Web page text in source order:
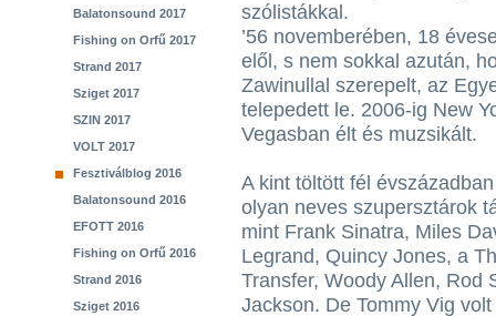
Balatonsound 2017
Fishing on Orfű 2017
Strand 2017
Sziget 2017
SZIN 2017
VOLT 2017
Fesztiválblog 2016
Balatonsound 2016
EFOTT 2016
Fishing on Orfű 2016
Strand 2016
Sziget 2016
szólistákkal.
’56 novemberében, 18
elől, s nem sokkal azután,
Zawinullal szerepelt, az
telepedett le. 2006-ig New
Vegasban élt és muzsikált.
A kint töltött fél
olyan neves szupersztárok
mint Frank Sinatra, Miles
Legrand, Quincy Jones, a
Transfer, Woody Allen, Rod
Jackson. De Tommy Vig